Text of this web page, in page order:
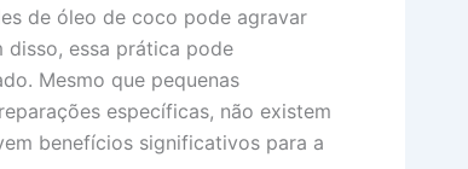
de óleo de coco pode agravar
disso, essa prática pode
Mesmo que pequenas
específicas, não existem
benefícios significativos para a